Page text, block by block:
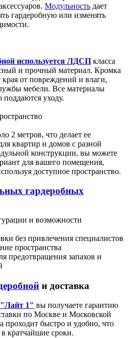
Модульность дает
гардеробную или изменять
используется ЛДСП класса
и прочный материал. Кромка
от повреждений и влаги,
мебели. Все материалы
поддаются уходу.
2 метров, что делает ее
квартир и домов с разной
конструкции, вы можете
для вашего помещения,
доступное пространство.
гардеробных
и возможности
без привлечения специалистов
пространства
предотвращения запахов и
и доставка
"Лайт 1" вы получаете гарантию
по Москве и Московской
проходит быстро и удобно, что
кратчайшие сроки.